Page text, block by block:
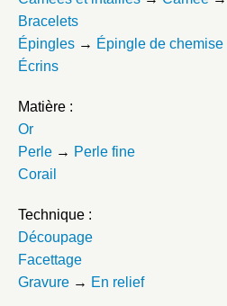
Bracelets
Épingles → Épingle de chemise
Écrins
Matière :
Or
Perle → Perle fine
Corail
Technique :
Découpage
Facettage
Gravure → En relief